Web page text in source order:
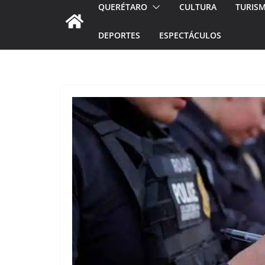
QUERÉTARO CULTURA
DEPORTES ESPECTÁCULOS